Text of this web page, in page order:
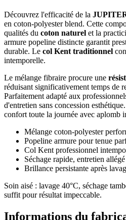
Découvrez l'efficacité de la
en coton-polyester blend. Cette
qualités du coton naturel et la
armure popeline distincte garantit
durable. Le col Kent traditionnel
intemporelle.
Le mélange fibraire procure une
réduisant significativement temps de
Parfaitement adapté aux
d'entretien sans concession
confort toute la journée avec aplomb
Mélange coton-polyester
Popeline armure pour tenue
Col Kent professionnel
Séchage rapide, entretien allégé
Brillance persistante après
Soin aisé : lavage 40°C, séchage
suffit pour résultat impeccable.
Informations du